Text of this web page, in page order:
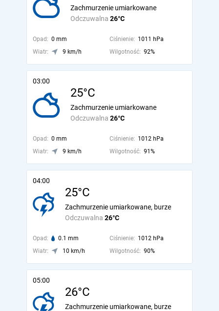
Odczuwalna 26°C
Zachmurzenie umiarkowane
Opad: 0 mm Ciśnienie: 1011 hPa
Wiatr:
9 km/h Wilgotność: 92%
03:00
25°C
Odczuwalna 26°C
Zachmurzenie umiarkowane
Opad: 0 mm Ciśnienie: 1012 hPa
Wiatr:
9 km/h Wilgotność: 91%
04:00
25°C
Odczuwalna 26°C
Zachmurzenie umiarkowane, burze
Opad: 0.1 mm Ciśnienie: 1012 hPa
Wiatr:
10 km/h Wilgotność: 90%
05:00
26°C
Zachmurzenie umiarkowane, burze